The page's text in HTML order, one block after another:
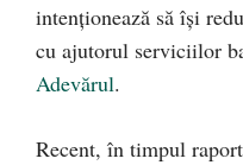
intenționează să își
cu ajutorul serviciilor
Adevărul.
Recent, în timpul